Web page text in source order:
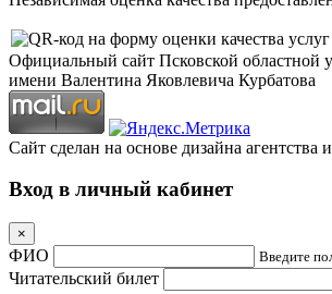
Официальный сайт Псковской областной
имени Валентина Яковлевича Курбатова
Сайт сделан на основе дизайна агентства
Вход в личный кабинет
×
ФИО Введите
Читательский билет